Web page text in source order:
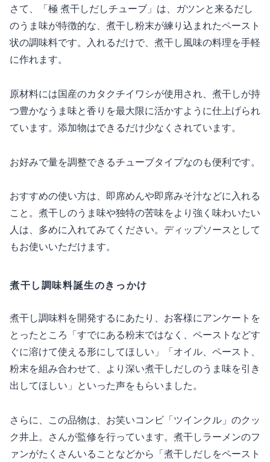
さて、「極 煮干しだしチューブ」は、ガツンと来るだし
のうま味が特徴的な、煮干し粉末が練り込まれたペースト
状の調味料です。入れるだけで、煮干し風味の料理を手軽
に作れます。
原材料には国産のカタクチイワシが使用され、煮干しが持
つ豊かなうま味と香りを最大限に活かすように仕上げられ
ています。添加物はできるだけ少なくされています。
お好みで量を調整できるチューブタイプなのも便利です。
おすすめの使い方は、即席めんや即席みそ汁などに入れる
こと。煮干しのうま味や独特の苦味をより強く味わいたい
人は、多めに入れてみてください。ディップソースとして
もお使いいただけます。
煮干し調味料誕生のきっかけ
煮干し調味料を開発するにあたり、お客様にアンケートを
とったところ「すでにある粉末ではなく、ペーストなどす
ぐに溶けて使える形にしてほしい」「オイル、ペースト、
粉末を組み合わせて、より深い煮干しだしのうま味を引き
出してほしい」といった声をもらいました。
さらに、この品物は、お笑いコンビ「ツインクル」のクッ
ク井上。さんが監修を行っています。煮干しラーメンのフ
ァンがたくさんいることなどから「煮干しだしをペースト